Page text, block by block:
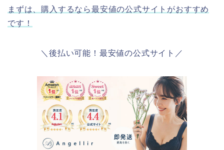
まずは、購入するなら最安値の公式サイトがおすすめ
です！
＼後払い可能！最安値の公式サイト／